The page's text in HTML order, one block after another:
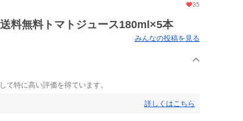
35
料無料トマトジュース180ml×5本
みんなの投稿を見る
て特に高い評価を得ています。
詳しくはこちら